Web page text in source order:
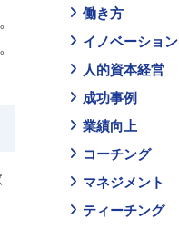
働き方
イノベーション
人的資本経営
成功事例
業績向上
コーチング
マネジメント
ティーチング